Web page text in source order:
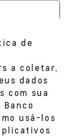
de
a coletar,
dados
com sua
usá-los